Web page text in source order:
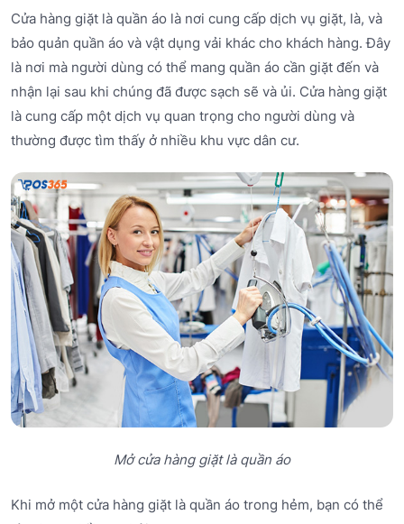
Cửa hàng giặt là quần áo là nơi cung cấp dịch vụ giặt, là, và
bảo quản quần áo và vật dụng vải khác cho khách hàng. Đây
là nơi mà người dùng có thể mang quần áo cần giặt đến và
nhận lại sau khi chúng đã được sạch sẽ và ủi. Cửa hàng giặt
là cung cấp một dịch vụ quan trọng cho người dùng và
thường được tìm thấy ở nhiều khu vực dân cư.
Mở cửa hàng giặt là quần áo
Khi mở một cửa hàng giặt là quần áo trong hẻm, bạn có thể